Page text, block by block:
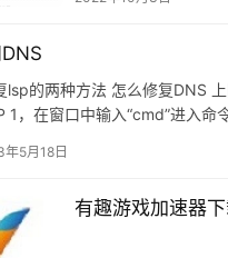
lsp的两种方法 怎么修复DNS
1，在窗口中输入“cmd”进入命
5月18日
有趣游戏加速器